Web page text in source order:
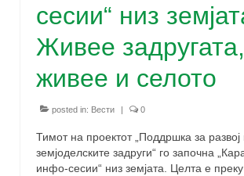
сесии“ низ
Живее задругата,
живее и селото
posted in: Вести | 0
Тимот на проектот „Поддршка за развој
земјоделските задруги“ го започна
инфо-сесии“ низ земјата. Целта е